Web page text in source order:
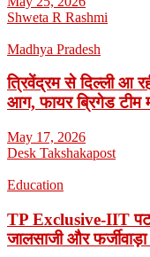
Shweta R Rashmi
Madhya Pradesh
त्रिवेंद्रम से दिल्ली आ
आग, फायर ब्रिगेड टीम
May 17, 2026
Desk Takshakapost
Education
TP Exclusive-IIT
जालसाजी और